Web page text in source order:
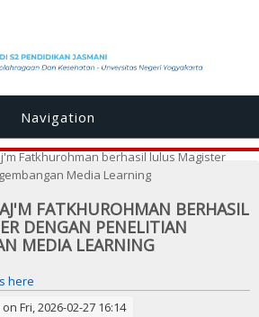
Navigation
Fatkhurohman berhasil lulus Magister
Media Learning
FATKHUROHMAN BERHASIL
DENGAN PENELITIAN
MEDIA LEARNING
here
on Fri, 2026-02-27 16:14